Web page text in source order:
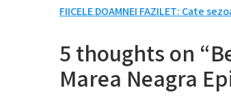
Navigare
în
articole
FIICELE DOAMNEI FAZILET: Cate
5 thoughts on
Marea Neagra